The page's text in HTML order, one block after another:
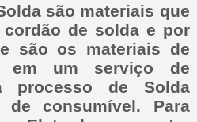
são materiais que
de solda e por
são os materiais de
em um serviço de
processo de Solda
consumível. Para